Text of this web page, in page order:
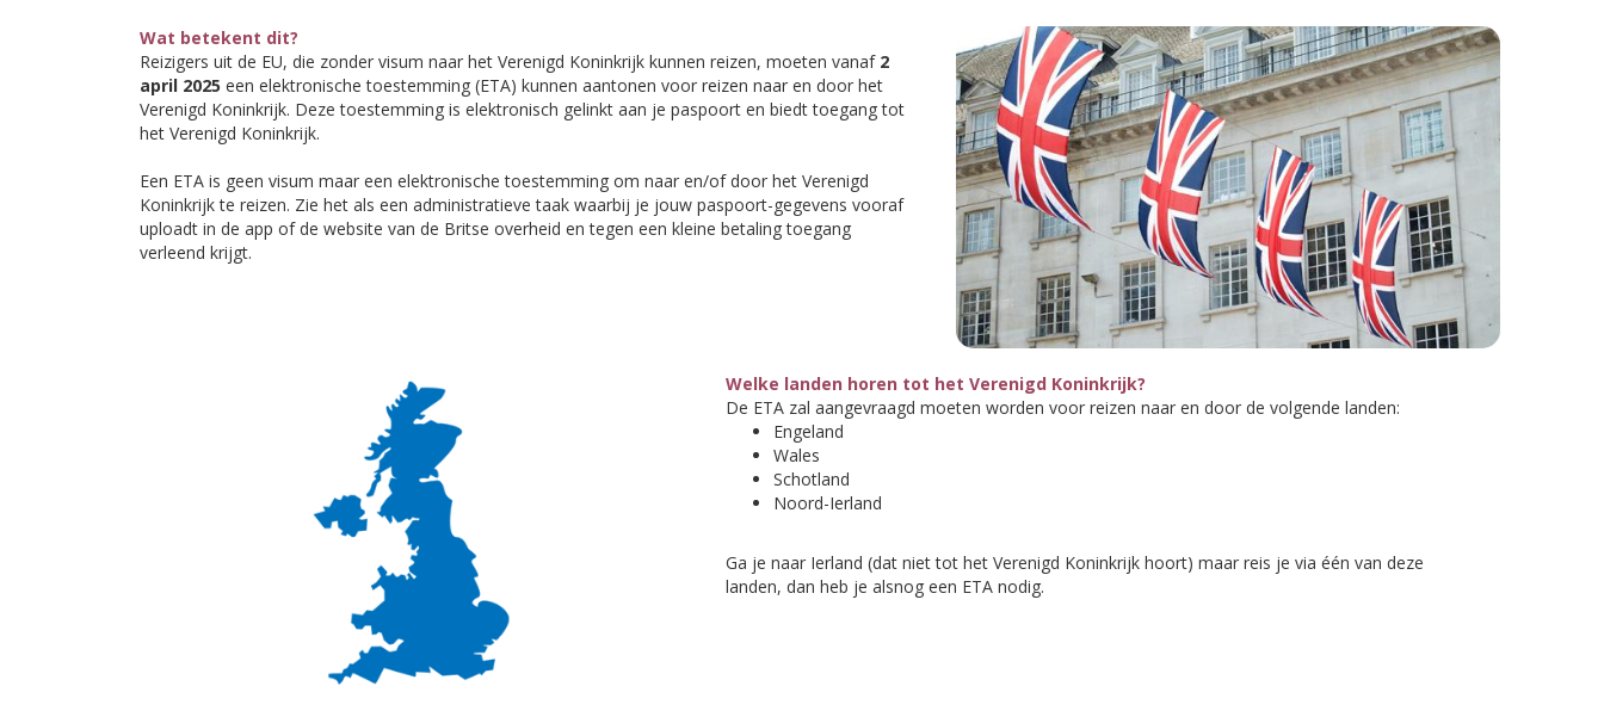
Wat betekent dit?
Reizigers uit de EU, die zonder visum naar het Verenigd Koninkrijk kunnen reizen, moeten vanaf 2
april 2025 een elektronische toestemming (ETA) kunnen aantonen voor reizen naar en door het
Verenigd Koninkrijk. Deze toestemming is elektronisch gelinkt aan je paspoort en biedt toegang tot
het Verenigd Koninkrijk.
Een ETA is geen visum maar een elektronische toestemming om naar en/of door het Verenigd
Koninkrijk te reizen. Zie het als een administratieve taak waarbij je jouw paspoort-gegevens vooraf
uploadt in de app of de website van de Britse overheid en tegen een kleine betaling toegang
verleend krijgt.
Welke landen horen tot het Verenigd Koninkrijk?
De ETA zal aangevraagd moeten worden voor reizen naar en door de volgende landen:
Engeland
Wales
Schotland
Noord-Ierland
Ga je naar Ierland (dat niet tot het Verenigd Koninkrijk hoort) maar reis je via één van deze
landen, dan heb je alsnog een ETA nodig.